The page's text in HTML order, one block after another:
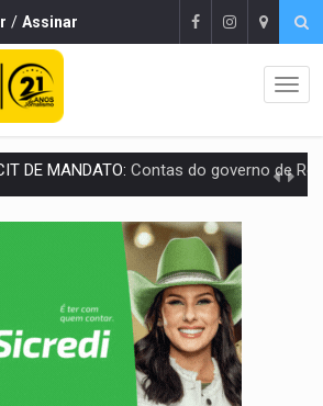
/ Assinar
Superintendentes da PF defendem independência e apoio
PODEROSA:Chapa vitaminada pode alcançar larga e boa
PM abre concurso público com 2.000 vagas para
Filmes rondonienses provocam debate sobre temas urgentes
Legal:AVISO DE LICITAÇÃO: PREGÃO ELETRÔNICO Nº
MPRO promove intervenção artística pelos